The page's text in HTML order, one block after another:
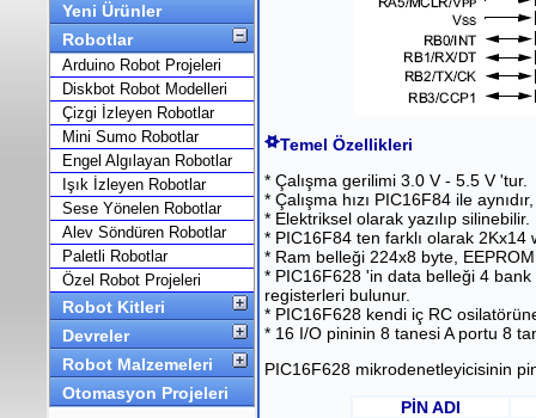
Yeni Ürünler
Robotlar
Arduino Robot Projeleri
Diskbot Robot Modelleri
Çizgi İzleyen Robotlar
Mini Sumo Robotlar
Engel Algılayan Robotlar
Işık İzleyen Robotlar
Sese Yönelen Robotlar
Alev Söndüren Robotlar
Paletli Robotlar
Özel Robot Projeleri
Robot Kitleri
Devreler
Robot Malzemeleri
Otomasyon Projeleri
Temel Özellikleri
* Çalışma gerilimi 3.0 V - 5.5 V 'tur.
* Çalışma hızı PIC16F84 ile
* Elektriksel olarak yazılıp silinebilir.
* PIC16F84 ten farklı olarak
* Ram belleği 224x8 byte,
* PIC16F628 'in data belleği 4 bank
registerleri bulunur.
* PIC16F628 kendi iç RC
* 16 I/O pininin 8 tanesi A portu 8
PIC16F628 mikrodenetleyicisinin
PİN ADI